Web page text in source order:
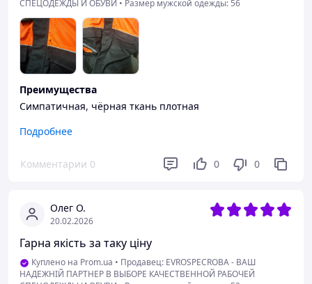
СПЕЦОДЕЖДЫ И ОБУВИ • Размер мужской одежды: 56
Преимущества
Симпатичная, чёрная ткань плотная
Недостатки
Подробнее
Комментарии 0 0 0
Олег О.
20.02.2026
Гарна якість за таку ціну
Куплено на Prom.ua • Продавец: EVROSPECROBA - ВАШ
НАДЕЖНІЙ ПАРТНЕР В ВЫБОРЕ КАЧЕСТВЕННОЙ РАБОЧЕЙ